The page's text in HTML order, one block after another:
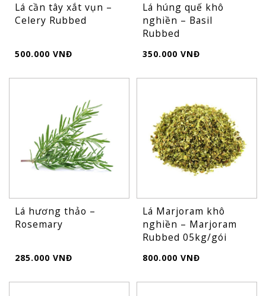
Lá cần tây xắt vụn –
Celery Rubbed
500.000 VNĐ
Lá húng quế khô
nghiền – Basil
Rubbed
350.000 VNĐ
Lá hương thảo –
Rosemary
285.000 VNĐ
Lá Marjoram khô
nghiền – Marjoram
Rubbed 05kg/gói
800.000 VNĐ